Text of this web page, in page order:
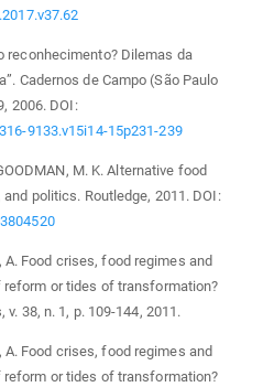
reconhecimento? Dilemas da
Cadernos de Campo (São Paulo
2006. DOI:
9133.v15i14-15p231-239
M. K. Alternative food
politics. Routledge, 2011. DOI:
A. Food crises, food regimes and
or tides of transformation?
38, n. 1, p. 109-144, 2011.
A. Food crises, food regimes and
or tides of transformation?